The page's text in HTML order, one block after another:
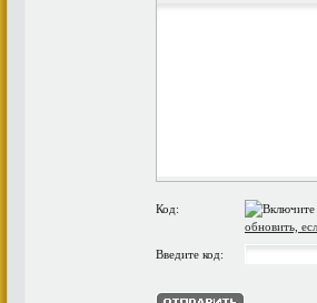
Код:
обновить,
Введите код: